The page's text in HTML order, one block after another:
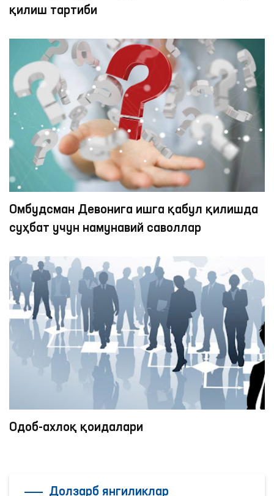
қилиш тартиби
Омбудсман Девонига ишга қабул қилишда
Одоб-ахлоқ қоидалари
Долзарб янгиликлар